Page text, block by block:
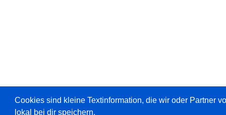
Cookies sind kleine Textinformation, die wir oder Partner
lokal bei dir speichern.